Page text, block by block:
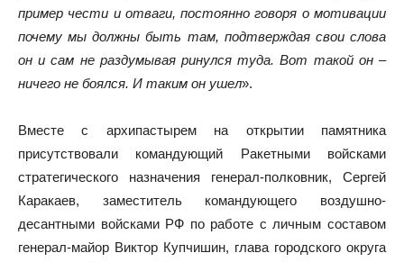
пример чести и отваги, постоянно говоря о мотивации
почему мы должны быть там, подтверждая свои слова
он и сам не раздумывая ринулся туда. Вот такой он –
ничего не боялся. И таким он ушел».
Вместе с архипастырем на открытии памятника
присутствовали командующий Ракетными войсками
стратегического назначения генерал-полковник, Сергей
Каракаев, заместитель командующего воздушно-
десантными войсками РФ по работе с личным составом
генерал-майор Виктор Купчишин, глава городского округа